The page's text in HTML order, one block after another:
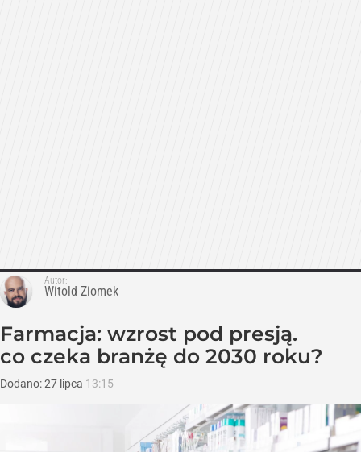
Autor:
Witold Ziomek
Farmacja: wzrost pod presją.
co czeka branżę do 2030 roku?
Dodano:27 lipca 13:15